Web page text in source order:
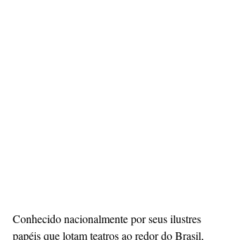
Conhecido nacionalmente por seus ilustres
papéis que lotam teatros ao redor do Brasil,